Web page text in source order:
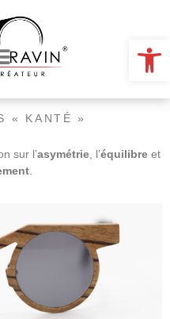
« KANTÉ »
sur l’asymétrie, l’équilibreet
.